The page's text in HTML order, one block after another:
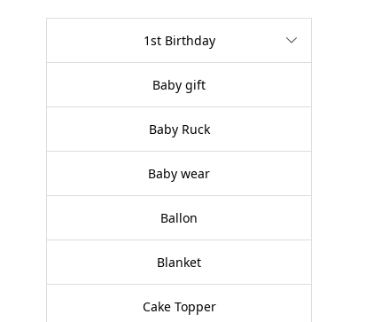
1st Birthday
Baby gift
Baby Ruck
Baby wear
Ballon
Blanket
Cake Topper